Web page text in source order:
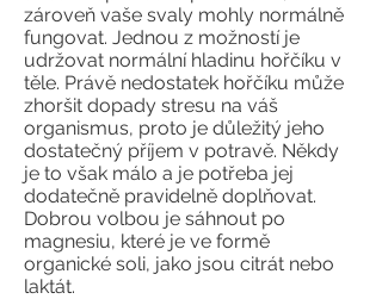
zároveň vaše svaly mohly normálně
fungovat. Jednou z možností je
udržovat normální hladinu hořčíku v
těle. Právě nedostatek hořčíku může
zhoršit dopady stresu na váš
organismus, proto je důležitý jeho
dostatečný příjem v potravě. Někdy
je to však málo a je potřeba jej
dodatečně pravidelně doplňovat.
Dobrou volbou je sáhnout po
magnesiu, které je ve formě
organické soli, jako jsou citrát nebo
laktát.